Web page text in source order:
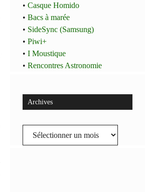
•Casque Homido
•Bacs à marée
• SideSync (Samsung)
•Piwi+
•I Moustique
•Rencontres Astronomie
Archives
Archives